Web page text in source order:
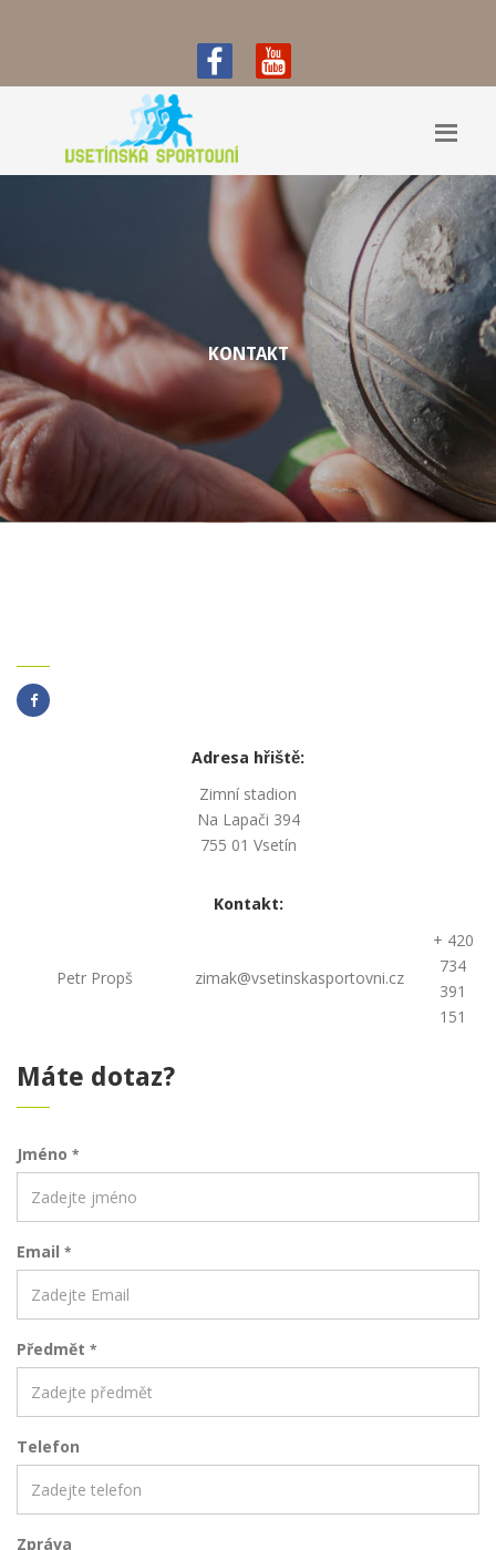
KONTAKT
Adresa hřiště:
Zimní stadion
Na Lapači 394
755 01 Vsetín
Kontakt:
Petr Propš zimak@vsetinskasportovni.cz
+ 420
734
391
151
Máte dotaz?
Jméno *
Email *
Předmět *
Telefon
Zpráva